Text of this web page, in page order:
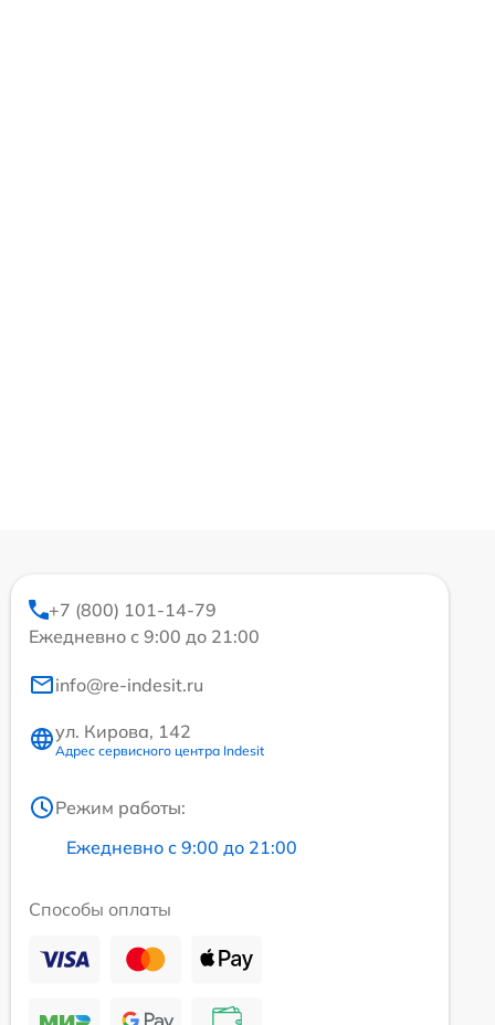
+7 (800) 101-14-79
Ежедневно с 9:00 до 21:00
info@re-indesit.ru
ул. Кирова, 142
Адрес сервисного центра Indesit
Режим работы:
Ежедневно с 9:00 до 21:00
Способы оплаты